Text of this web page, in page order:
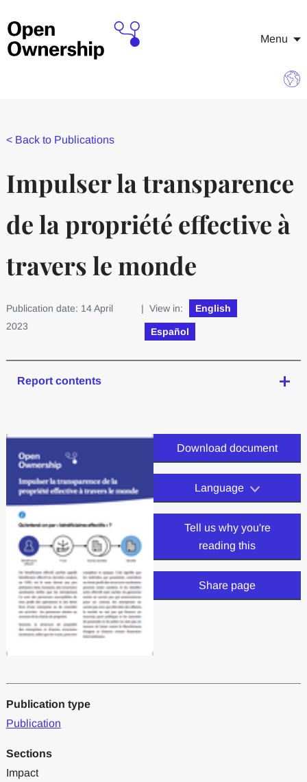
Menu
< Back to Publications
Impulser la transparence
de la propriété effective à
travers le monde
Publication date: 14 April
2023
| View in: English
Español
Report contents
Download document
Language
Tell us why you're
reading this
Share page
Publication type
Publication
Sections
Impact